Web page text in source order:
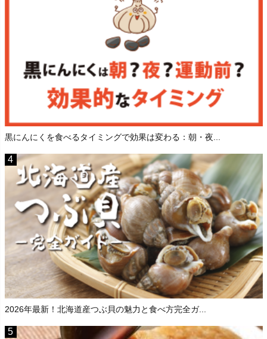
黒にんにくを食べるタイミングで効果は変わる：朝・夜...
2026年最新！北海道産つぶ貝の魅力と食べ方完全ガ...